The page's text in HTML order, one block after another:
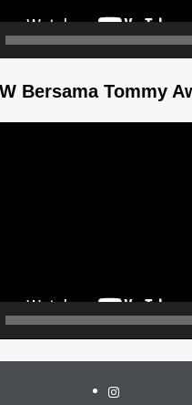
Bersama Tommy
Instagram